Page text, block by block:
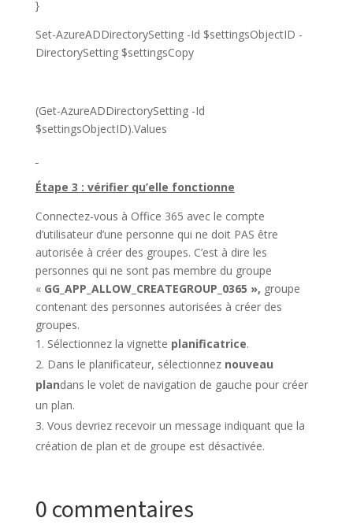
}
Set-AzureADDirectorySetting -Id $settingsObjectID -
DirectorySetting $settingsCopy
(Get-AzureADDirectorySetting -Id
$settingsObjectID).Values
Étape 3 : vérifier qu’elle fonctionne
Connectez-vous à Office 365 avec le compte
d’utilisateur d’une personne qui ne doit PAS être
autorisée à créer des groupes. C’est à dire les
personnes qui ne sont pas membre du groupe
«GG_APP_ALLOW_CREATEGROUP_0365 », groupe
contenant des personnes autorisées à créer des
groupes.
Sélectionnez la vignette planificatrice.
Dans le planificateur, sélectionnez nouveau
plandans le volet de navigation de gauche pour créer
un plan.
Vous devriez recevoir un message indiquant que la
création de plan et de groupe est désactivée.
0 commentaires